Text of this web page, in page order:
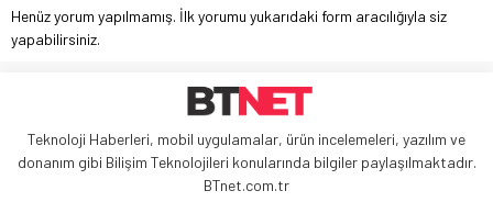
Henüz yorum yapılmamış. İlk yorumu yukarıdaki form aracılığıyla siz
yapabilirsiniz.
Teknoloji Haberleri, mobil uygulamalar, ürün incelemeleri, yazılım ve
donanım gibi Bilişim Teknolojileri konularında bilgiler paylaşılmaktadır.
BTnet.com.tr